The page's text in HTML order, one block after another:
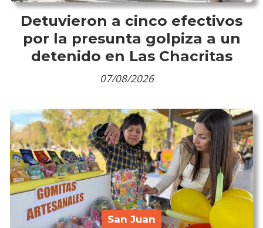
Detuvieron a cinco efectivos
por la presunta golpiza a un
detenido en Las Chacritas
07/08/2026
San Juan